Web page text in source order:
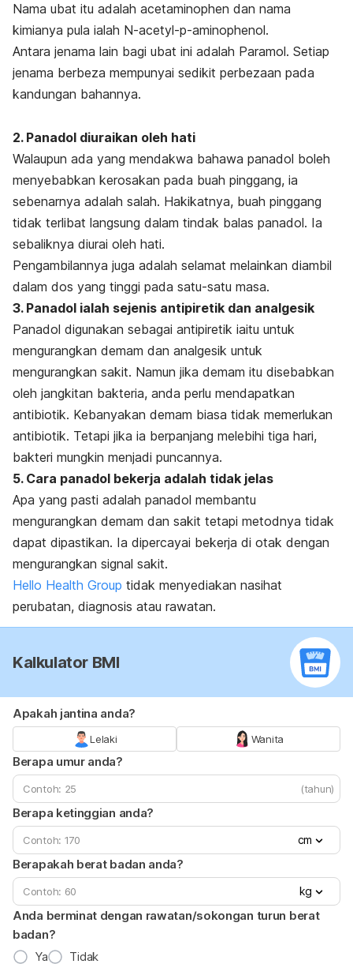
Nama ubat itu adalah acetaminophen dan nama
kimianya pula ialah N-acetyl-p-aminophenol.
Antara jenama lain bagi ubat ini adalah Paramol. Setiap
jenama berbeza mempunyai sedikit perbezaan pada
kandungan bahannya.
2. Panadol diuraikan oleh hati
Walaupun ada yang mendakwa bahawa panadol boleh
menyebabkan kerosakan pada buah pinggang, ia
sebenarnya adalah salah. Hakikatnya, buah pinggang
tidak terlibat langsung dalam tindak balas panadol. Ia
sebaliknya diurai oleh hati.
Pengambilannya juga adalah selamat melainkan diambil
dalam dos yang tinggi pada satu-satu masa.
3. Panadol ialah sejenis antipiretik dan analgesik
Panadol digunakan sebagai antipiretik iaitu untuk
mengurangkan demam dan analgesik untuk
mengurangkan sakit. Namun jika demam itu disebabkan
oleh jangkitan bakteria, anda perlu mendapatkan
antibiotik. Kebanyakan demam biasa tidak memerlukan
antibiotik. Tetapi jika ia berpanjang melebihi tiga hari,
bakteri mungkin menjadi puncannya.
5. Cara panadol bekerja adalah tidak jelas
Apa yang pasti adalah panadol membantu
mengurangkan demam dan sakit tetapi metodnya tidak
dapat dipastikan. Ia dipercayai bekerja di otak dengan
mengurangkan signal sakit.
Hello Health Group tidak menyediakan nasihat
perubatan, diagnosis atau rawatan.
Kalkulator BMI
Apakah jantina anda?
Lelaki Wanita
Berapa umur anda?
(tahun)
Berapa ketinggian anda?
cm
Berapakah berat badan anda?
kg
Anda berminat dengan rawatan/sokongan turun berat
badan?
Ya
Tidak